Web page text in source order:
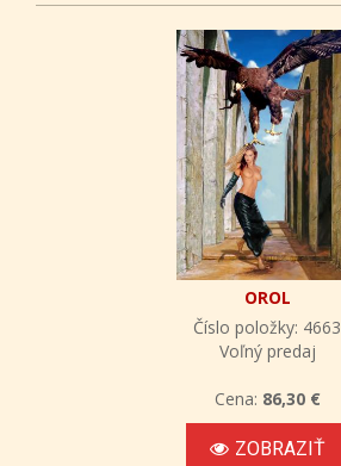
OROL
Číslo položky: 4663
Voľný predaj
Cena: 86,30 €
ZOBRAZIŤ